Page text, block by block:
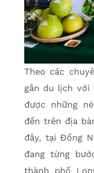
Theo các
gắn du lịch với
được những
đến trên địa
đây, tại Đồng
đang từng
thành phố